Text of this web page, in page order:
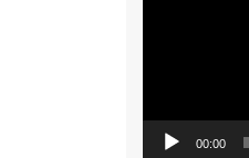
00:00